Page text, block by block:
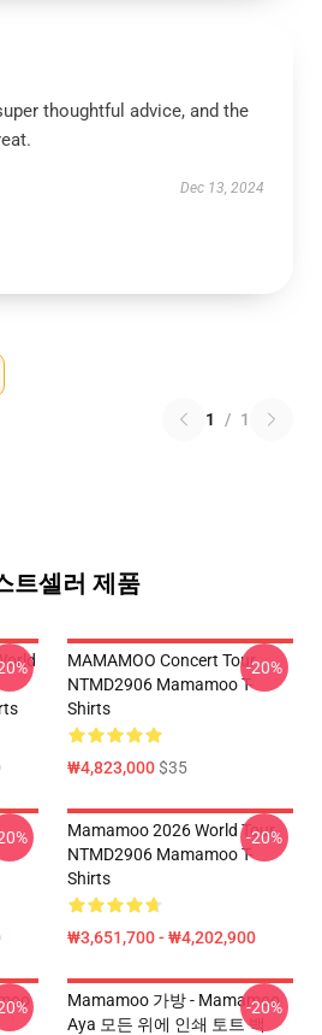
thoughtful advice, and the
Dec 13, 2024
1 / 1
트셀러 제품
MAMAMOO Concert Tour
NTMD2906 Mamamoo T-
Shirts
₩4,823,000$35
-20%
Mamamoo 2026 World Tour
NTMD2906 Mamamoo T-
Shirts
₩3,651,700 - ₩4,202,900
-20%
Mamamoo 가방 - Mamamoo
Aya 모든 위에 인쇄 토트 백
-20%